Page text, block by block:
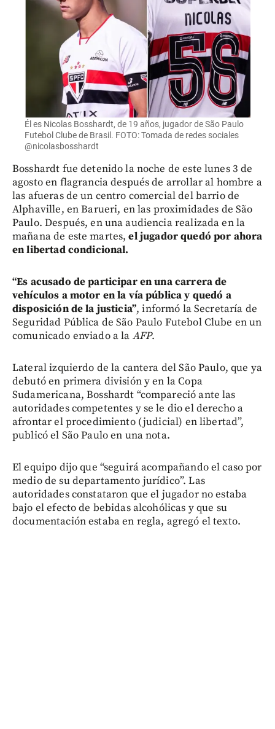
Él es Nicolas Bosshardt, de 19 años, jugador de São Paulo
Futebol Clube de Brasil. FOTO: Tomada de redes sociales
@nicolasbosshardt
Bosshardt fue detenido la noche de este lunes 3 de
agosto en flagrancia después de arrollar al hombre a
las afueras de un centro comercial del barrio de
Alphaville, en Barueri, en las proximidades de São
Paulo. Después, en una audiencia realizada en la
mañana de este martes,el jugador quedó por ahora
en libertad condicional.
“Es acusado de participar en una carrera de
vehículos a motor en la vía pública y quedó a
disposición de la justicia”, informó la Secretaría de
Seguridad Pública de São Paulo Futebol Clube en un
comunicado enviado a la AFP.
Lateral izquierdo de la cantera del São Paulo, que ya
debutó en primera división y en la Copa
Sudamericana, Bosshardt “compareció ante las
autoridades competentes y se le dio el derecho a
afrontar el procedimiento (judicial) en libertad”,
publicó el São Paulo en una nota.
El equipo dijo que “seguirá acompañando el caso por
medio de su departamento jurídico”. Las
autoridades constataron que el jugador no estaba
bajo el efecto de bebidas alcohólicas y que su
documentación estaba en regla, agregó el texto.